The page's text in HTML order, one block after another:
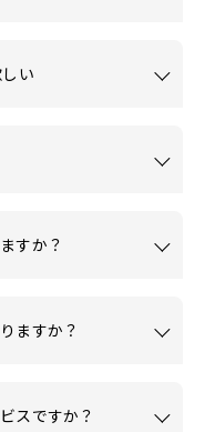
い
すか？
ますか？
スですか？